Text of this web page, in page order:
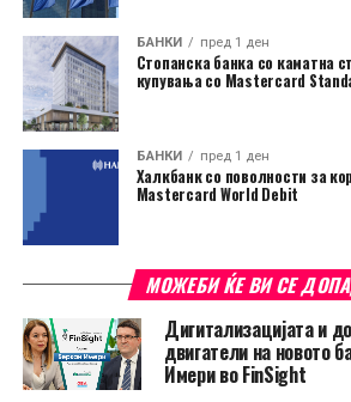
БАНКИ пред 1 ден
Стопанска банка со каматна
купувања со Mastercard
БАНКИ пред 1 ден
Халкбанк со поволности за
Mastercard World Debit
МОЖЕБИ ЌЕ ВИ СЕ
Дигитализацијата и
двигатели на новото
Имери во FinSight